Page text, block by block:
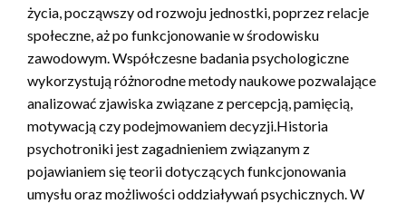
życia, począwszy od rozwoju jednostki, poprzez relacje
społeczne, aż po funkcjonowanie w środowisku
zawodowym. Współczesne badania psychologiczne
wykorzystują różnorodne metody naukowe pozwalające
analizować zjawiska związane z percepcją, pamięcią,
motywacją czy podejmowaniem decyzji.Historia
psychotroniki jest zagadnieniem związanym z
pojawianiem się teorii dotyczących funkcjonowania
umysłu oraz możliwości oddziaływań psychicznych. W